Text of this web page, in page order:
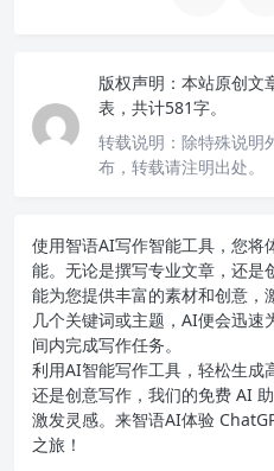
版权声明： 本站原创文
表，共计581字。
转载说明： 除特殊说明
布，转载请注明出处。
使用智语AI写作智能工具，您将
能。无论是撰写专业文章，还
能为您提供丰富的素材和创意，
几个关键词或主题，AI便会迅
间内完成写作任务。
利用AI智能写作工具，轻松生成
还是创意写作，我们的免费 AI
激发灵感。来智语AI体验
之旅！